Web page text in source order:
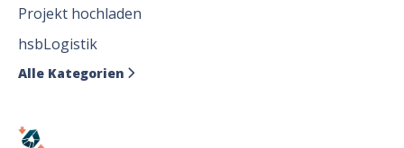
Projekt hochladen
hsbLogistik
Alle Kategorien 